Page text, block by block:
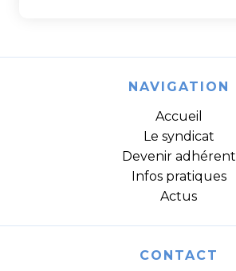
NAVIGATION
Accueil
Le syndicat
Devenir adhérent
Infos pratiques
Actus
CONTACT